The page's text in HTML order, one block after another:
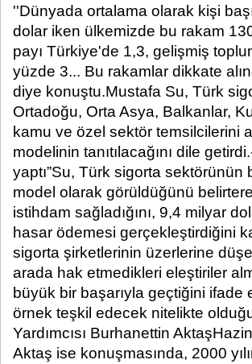
''Dünyada ortalama olarak kişi
dolar iken ülkemizde bu rakam
payı Türkiye'de 1,3, gelişmiş
yüzde 3... Bu rakamlar dikkate
diye konuştu.Mustafa Su, Türk
Ortadoğu, Orta Asya, Balkanlar,
kamu ve özel sektör temsilcilerini
modelinin tanıtılacağını dile
yaptı”Su, Türk sigorta
model olarak görüldüğünü
istihdam sağladığını, 9,4 milyar
hasar ödemesi gerçekleştirdiğini
sigorta şirketlerinin üzerlerine
arada hak etmedikleri eleştiriler
büyük bir başarıyla geçtiğini ifade
örnek teşkil edecek nitelikte
Yardımcısı Burhanettin
Aktaş ise konuşmasında, 2000